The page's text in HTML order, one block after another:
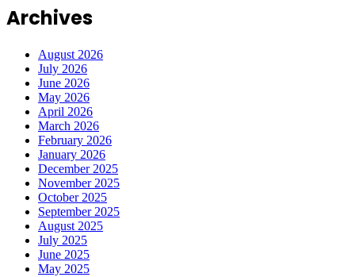
Archives
August 2026
July 2026
June 2026
May 2026
April 2026
March 2026
February 2026
January 2026
December 2025
November 2025
October 2025
September 2025
August 2025
July 2025
June 2025
May 2025